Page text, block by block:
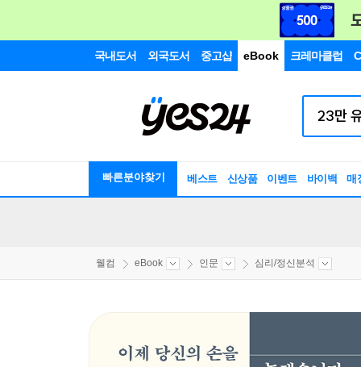
국내도서 외국도서 중고샵 eBook 크레마클럽
빠른분야찾기 베스트 신상품 이벤트 바이백 매
웰컴 eBook 인문 심리/정신분석